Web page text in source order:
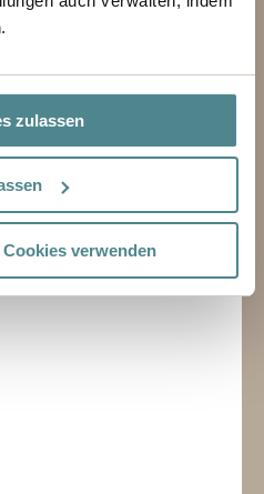
zulassen
verwenden